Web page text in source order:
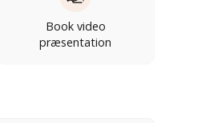
Book video
præsentation